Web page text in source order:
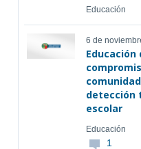
Educación
6 de
detección
escolar
Educación
1